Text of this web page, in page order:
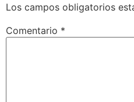
Los campos obligatorios
Comentario *